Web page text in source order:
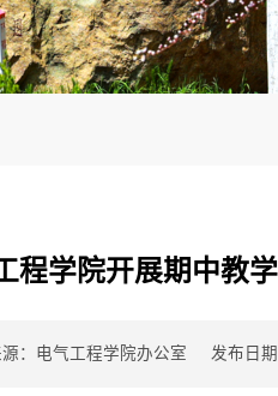
程学院开展期中教
：电气工程学院办公室 发布日